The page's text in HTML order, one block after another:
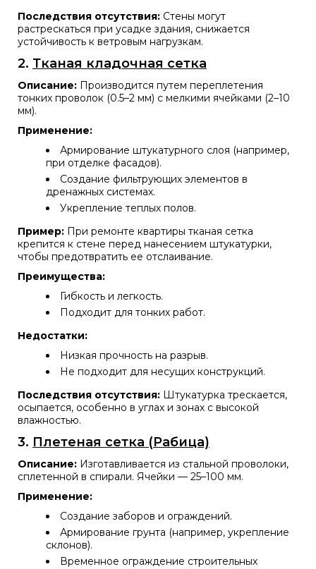
Последствия отсутствия: Стены могут
растрескаться при усадке здания, снижается
устойчивость к ветровым нагрузкам.
2. Тканая кладочная сетка
Описание: Производится путем переплетения
тонких проволок (0.5–2 мм) с мелкими ячейками (2–10
мм).
Применение:
Армирование штукатурного слоя (например,
при отделке фасадов).
Создание фильтрующих элементов в
дренажных системах.
Укрепление теплых полов.
Пример: При ремонте квартиры тканая сетка
крепится к стене перед нанесением штукатурки,
чтобы предотвратить ее отслаивание.
Преимущества:
Гибкость и легкость.
Подходит для тонких работ.
Недостатки:
Низкая прочность на разрыв.
Не подходит для несущих конструкций.
Последствия отсутствия: Штукатурка трескается,
осыпается, особенно в углах и зонах с высокой
влажностью.
3. Плетеная сетка (Рабица)
Описание: Изготавливается из стальной проволоки,
сплетенной в спирали. Ячейки — 25–100 мм.
Применение:
Создание заборов и ограждений.
Армирование грунта (например, укрепление
склонов).
Временное ограждение строительных